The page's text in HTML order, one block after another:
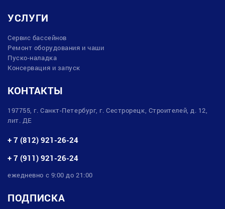
УСЛУГИ
Сервис бассейнов
Ремонт оборудования и чаши
Пуско-наладка
Консервация и запуск
КОНТАКТЫ
197755, г. Санкт-Петербург, г. Сестрорецк, Строителей, д. 12,
лит. ДЕ
+ 7 (812) 921-26-24
+ 7 (911) 921-26-24
ежедневно с 9:00 до 21:00
ПОДПИСКА